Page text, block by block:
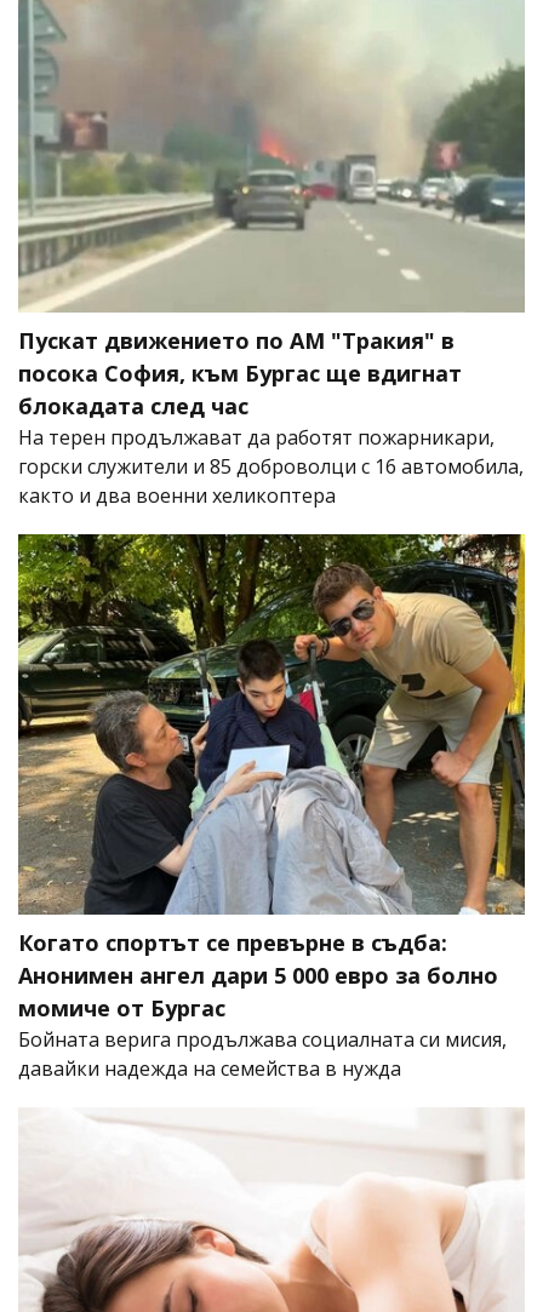
Пускат движението по АМ "Тракия" в
посока София, към Бургас ще вдигнат
блокадата след час
На терен продължават да работят пожарникари,
горски служители и 85 доброволци с 16 автомобила,
както и два военни хеликоптера
Когато спортът се превърне в съдба:
Анонимен ангел дари 5 000 евро за болно
момиче от Бургас
Бойната верига продължава социалната си мисия,
давайки надежда на семейства в нужда